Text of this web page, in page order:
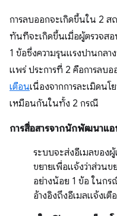
การลบออกจะเกิดขึ้นใน 2 ส
ทันทีจะเกิดขึ้นเมื่อผู้ตรวจสอ
1 ข้อซึ่งความรุนแรงปานกลา
แพร่ ประการที่ 2 คือการลบอ
เตือนเนื่องจากการละเมิดน
เหมือนกันในทั้ง 2 กรณี
การสื่อสารจากนักพัฒนาแ
ระบบจะส่งอีเมลของ
ขยายเพื่อแจ้งว่าส่วนข
อย่างน้อย 1 ข้อ ในก
อ้างอิงถึงอีเมลแจ้ง